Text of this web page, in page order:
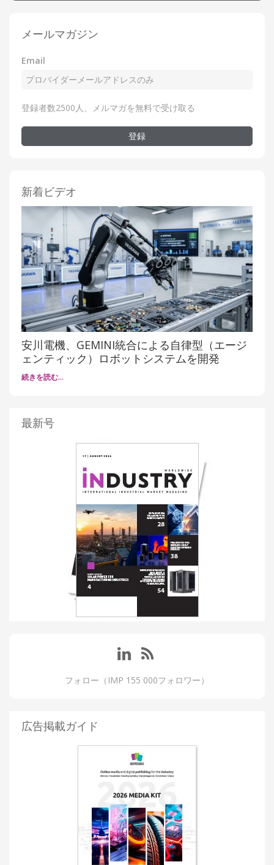
メールマガジン
Email
登録者数2500人、メルマガを無料で受け取る
登録
新着ビデオ
安川電機、GEMINI統合による自律型（エージ
ェンティック）ロボットシステムを開発
続きを読む…
最新号
フォロー（IMP 155 000フォロワー）
広告掲載ガイド